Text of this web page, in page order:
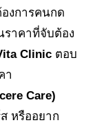
งการคนกด
าคาที่จับต้อง
Clinic ตอบ
า
Care)
หรืออยาก